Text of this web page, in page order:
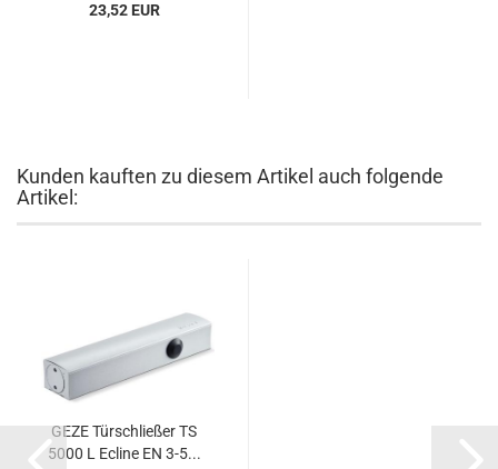
23,52 EUR
Kunden kauften zu diesem Artikel auch folgende
Artikel:
GEZE Tür­schlie­ßer TS
5000 L Ecli­ne EN 3-5...